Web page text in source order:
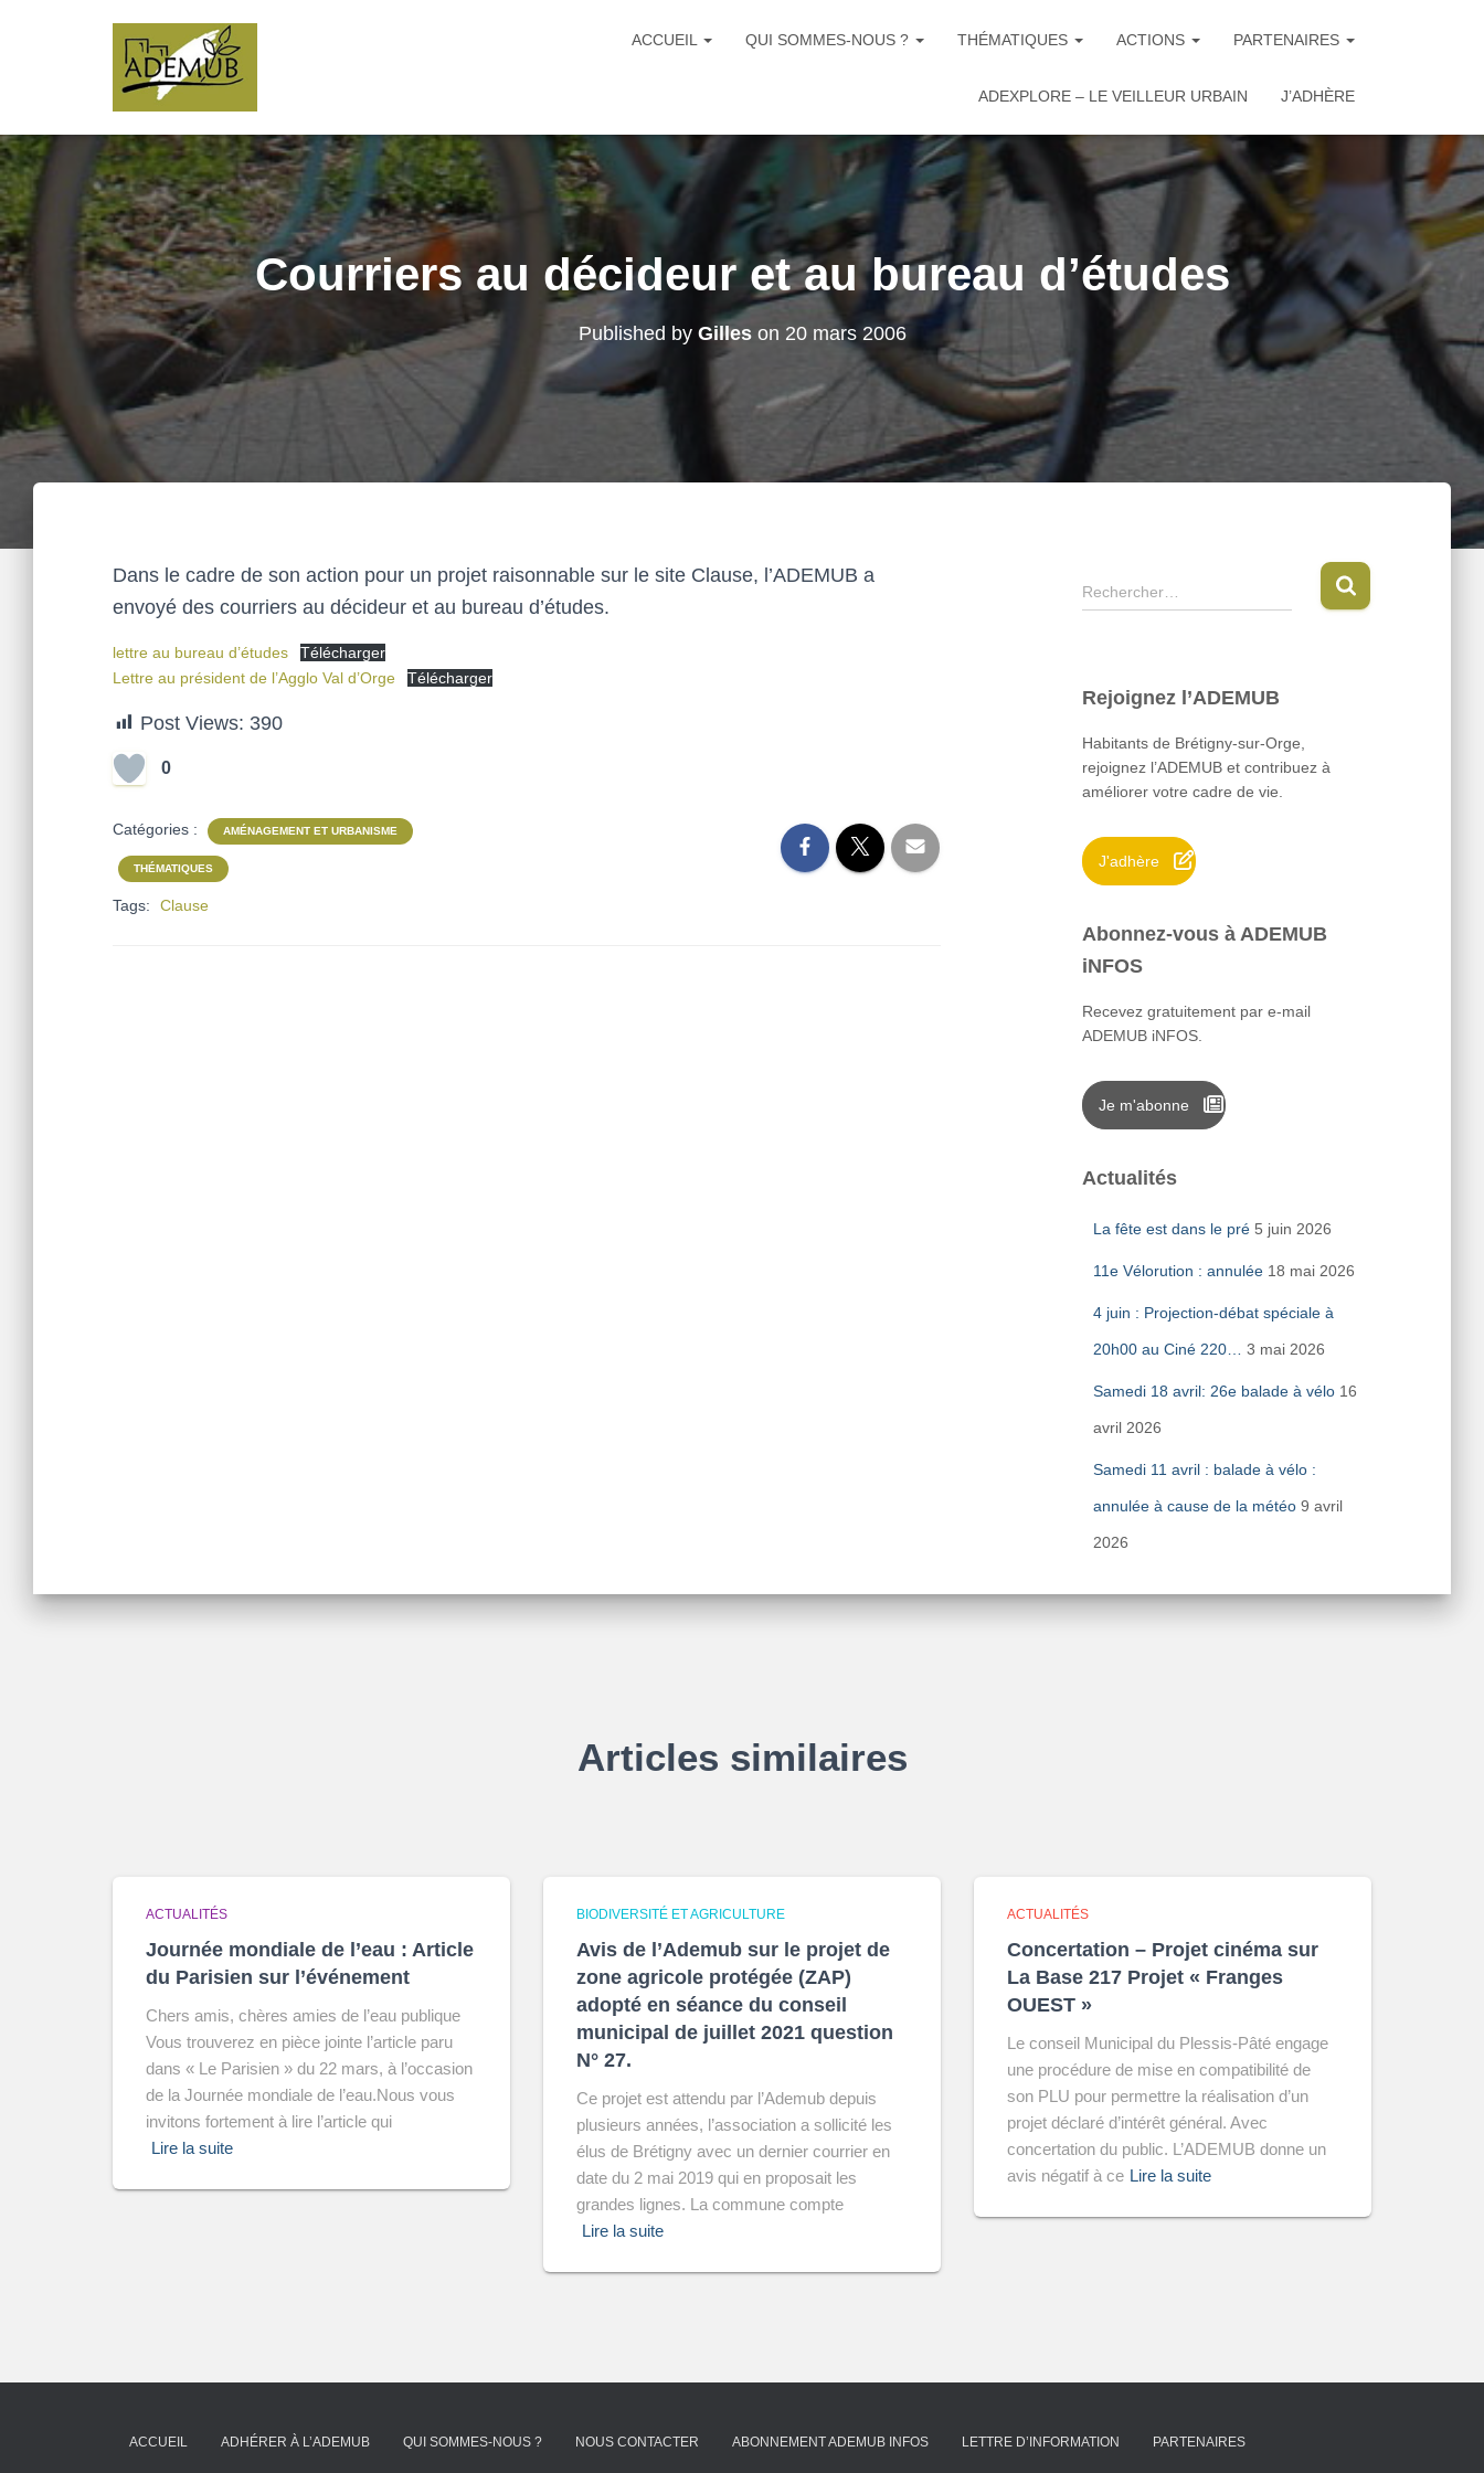
ACCUEIL QUI SOMMES-NOUS ? THÉMATIQUES ACTIONS PARTENAIRES
ADEXPLORE – LE VEILLEUR URBAIN J’ADHÈRE
Courriers au décideur et au bureau d’études
Published by Gilleson 20 mars 2006
Dans le cadre de son action pour un projet raisonnable sur le site Clause, l’ADEMUB a
envoyé des courriers au décideur et au bureau d’études.
lettre au bureau d’études
Télécharger
Lettre au président de l’Agglo Val d’Orge
Télécharger
Post Views: 390
0
Catégories : AMÉNAGEMENT ET URBANISME
THÉMATIQUES
Tags: Clause
R
e
r
h
e
r
:
Rechercher…
Rejoignez l’ADEMUB
Habitants de Brétigny-sur-Orge,
rejoignez l’ADEMUB et contribuez à
améliorer votre cadre de vie.
J'adhère
Abonnez-vous à ADEMUB
iNFOS
Recevez gratuitement par e-mail
ADEMUB iNFOS.
Je m'abonne
Actualités
La fête est dans le pré 5 juin 2026
11e Vélorution : annulée 18 mai 2026
4 juin : Projection-débat spéciale à
20h00 au Ciné 220… 3 mai 2026
Samedi 18 avril: 26e balade à vélo 16
avril 2026
Samedi 11 avril : balade à vélo :
annulée à cause de la météo 9 avril
2026
Articles similaires
ACTUALITÉS
Journée mondiale de l’eau : Article
du Parisien sur l’événement
‌Chers amis, chères amies de l’eau publique
Vous trouverez en pièce jointe l’article paru
dans « Le Parisien » du 22 mars, à l’occasion
de la Journée mondiale de l’eau.Nous vous
invitons fortement à lire l’article qui
Lire la suite
BIODIVERSITÉ ET AGRICULTURE
Avis de l’Ademub sur le projet de
zone agricole protégée (ZAP)
adopté en séance du conseil
municipal de juillet 2021 question
N° 27.
Ce projet est attendu par l’Ademub depuis
plusieurs années, l’association a sollicité les
élus de Brétigny avec un dernier courrier en
date du 2 mai 2019 qui en proposait les
grandes lignes. La commune compte
Lire la suite
ACTUALITÉS
Concertation – Projet cinéma sur
La Base 217 Projet « Franges
OUEST »
Le conseil Municipal du Plessis-Pâté engage
une procédure de mise en compatibilité de
son PLU pour permettre la réalisation d’un
projet déclaré d’intérêt général. Avec
concertation du public. L’ADEMUB donne un
avis négatif à ce Lire la suite
ACCUEIL ADHÉRER À L’ADEMUB QUI SOMMES-NOUS ? NOUS CONTACTER ABONNEMENT ADEMUB INFOS LETTRE D’INFORMATION PARTENAIRES